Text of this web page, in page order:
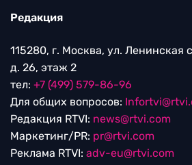
Редакция
115280, г. Москва, ул. Ленинская
д. 26, этаж 2
тел: +7 (499) 579-86-96
Для общих вопросов:
Редакция RTVI: news@rtvi.com
Маркетинг/PR: pr@rtvi.com
Реклама RTVI: adv-eu@rtvi.com